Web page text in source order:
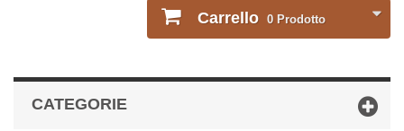
Carrello 0 Prodotto
CATEGORIE